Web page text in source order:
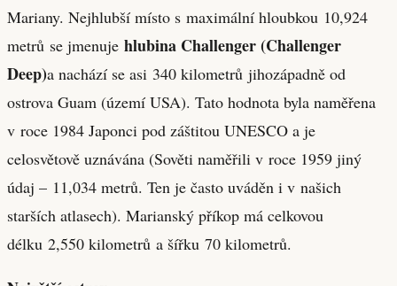
Mariany. Nejhlubší místo s maximální hloubkou 10,924
metrů se jmenuje hlubina Challenger (Challenger
Deep)a nachází se asi 340 kilometrů jihozápadně od
ostrova Guam (území USA). Tato hodnota byla naměřena
v roce 1984 Japonci pod záštitou UNESCO a je
celosvětově uznávána (Sověti naměřili v roce 1959 jiný
údaj – 11,034 metrů. Ten je často uváděn i v našich
starších atlasech). Marianský příkop má celkovou
délku 2,550 kilometrů a šířku 70 kilometrů.